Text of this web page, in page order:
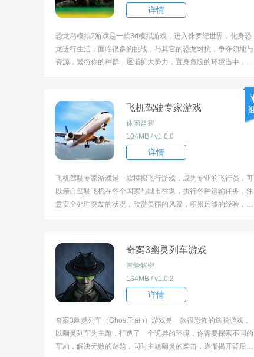
详情
恐龙岛模拟2游戏是一款3d模拟游戏，进入侏罗纪世界，化身恐
龙进行生活，面临很多的挑战，与其它的恐龙对抗，争夺领地与
资源，繁衍你的种群，逐渐扩大势力，置身危险的环境当中，时
这里遇到霸王龙、...
飞机驾驶专家游戏
休闲益智
104MB / v1.0.0
详情
飞机驾驶专家游戏是一款模拟飞行游戏，成为专业的飞行员，可
以亲自驾驶飞机在各个国家与城市往返，执行各种运输任务，注
意安全处理突发的状况，欣赏美丽的风景，积累足够的经验，不
于真实航空数据设...
奇案3幽灵列车游戏
冒险解密
134MB / v1.0.2
详情
奇案3幽灵列车（GhostTrain）游戏是一款很恐怖的逃脱游戏，
以幽灵列车为主题，打造了一个诡异的环境，你需要探索不同的
车厢，解决无数的谜题，同时主题幽灵的袭击，逐渐揭开背后的